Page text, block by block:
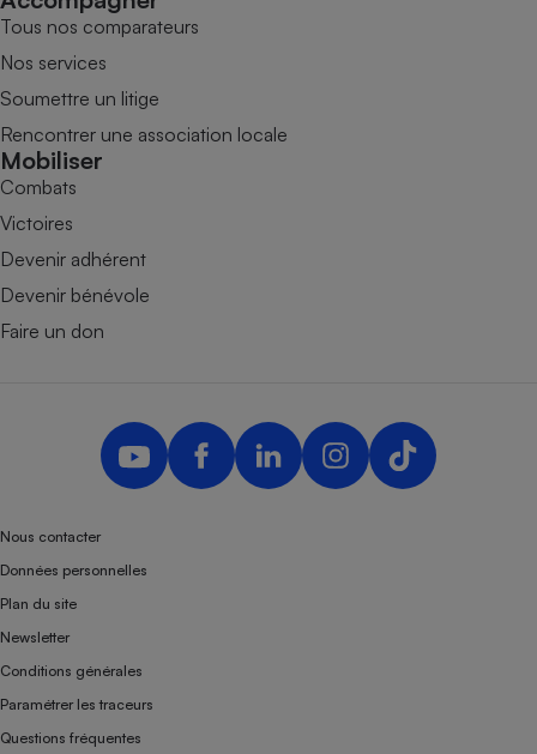
Tous nos comparateurs
Nos services
Soumettre un litige
Rencontrer une association locale
Mobiliser
Combats
Victoires
Devenir adhérent
Devenir bénévole
Faire un don
Nous contacter
Données personnelles
Plan du site
Newsletter
Conditions générales
Paramétrer les traceurs
Questions fréquentes